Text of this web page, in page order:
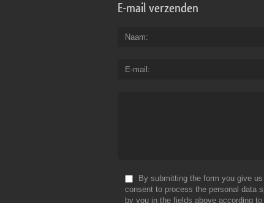
E-mail verzenden
Naam
E-mail
By submitting the form you give
consent to process the personal data
by you in the fields above according to